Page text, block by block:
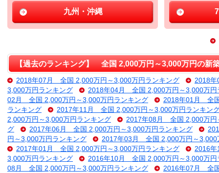
九州・沖縄
【過去のランキング】 全国 2,000万円～3,000万円の新
2018年07月 全国 2,000万円～3,000万円ランキング
2018
3,000万円ランキング
2018年04月 全国 2,000万円～3,000万円
02月 全国 2,000万円～3,000万円ランキング
2018年01月 全
ランキング
2017年11月 全国 2,000万円～3,000万円ランキン
2,000万円～3,000万円ランキング
2017年08月 全国 2,000万円
グ
2017年06月 全国 2,000万円～3,000万円ランキング
円～3,000万円ランキング
2017年03月 全国 2,000万円～3,000
2017年01月 全国 2,000万円～3,000万円ランキング
2016
3,000万円ランキング
2016年10月 全国 2,000万円～3,000万円
08月 全国 2,000万円～3,000万円ランキング
2016年07月 全